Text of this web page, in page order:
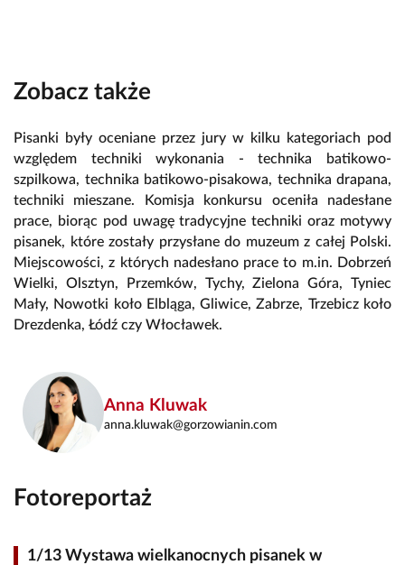
Zobacz także
Pisanki były oceniane przez jury w kilku kategoriach pod
względem techniki wykonania - technika batikowo-
szpilkowa, technika batikowo-pisakowa, technika drapana,
techniki mieszane. Komisja konkursu oceniła nadesłane
prace, biorąc pod uwagę tradycyjne techniki oraz motywy
pisanek, które zostały przysłane do muzeum z całej Polski.
Miejscowości, z których nadesłano prace to m.in. Dobrzeń
Wielki, Olsztyn, Przemków, Tychy, Zielona Góra, Tyniec
Mały, Nowotki koło Elbląga, Gliwice, Zabrze, Trzebicz koło
Drezdenka, Łódź czy Włocławek.
Anna Kluwak
anna.kluwak@gorzowianin.com
Fotoreportaż
1/13 Wystawa wielkanocnych pisanek w